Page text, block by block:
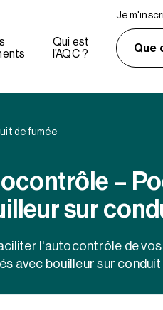
Qui est
l’AQC ?
Je
Que
de fumée
–
sur
l'autocontrôle de
avec bouilleur sur conduit